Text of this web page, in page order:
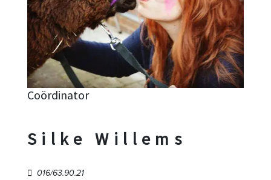
Coördinator
Silke Willems
016/63.90.21